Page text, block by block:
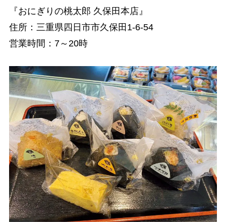
『おにぎりの桃太郎 久保田本店』
住所：三重県四日市市久保田1-6-54
営業時間：7～20時